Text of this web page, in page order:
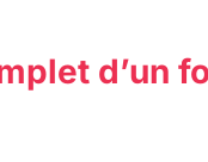
d’un